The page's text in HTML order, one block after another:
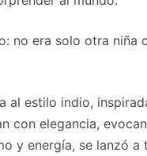
no era solo otra niña
al estilo indio,
con elegancia,
y energía, se lanzó a